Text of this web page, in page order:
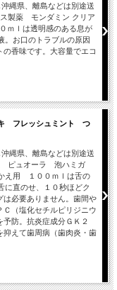
縄県、離島などは別途送
薬 モンダミン クリア
ｍｌは透明感のある息が
。お口のトラブルの原因
香味です。大容量でエコ
フレッシュミント つ
縄県、離島などは別途送
ュオーラ 泡ハミガ
え用 １００ｍｌは舌の
に直のせ、１０秒ほどク
は必要ありません。歯間や
（塩化セチルピリジニウ
防。抗炎症成分ＧＫ２
抑えて歯周病（歯肉炎・歯